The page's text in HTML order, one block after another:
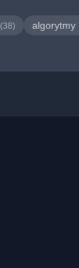
(38) algorytmy